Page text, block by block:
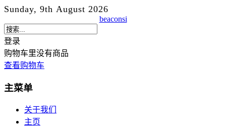
Sunday, 9th August 2026
beaconsi
登录
购物车里没有商品
查看购物车
主菜单
关于我们
主页